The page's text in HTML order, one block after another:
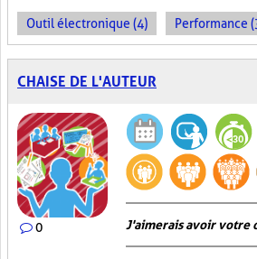
Outil électronique (4) Performance
CHAISE DE L'AUTEUR
0 J'aimerais avoir votre